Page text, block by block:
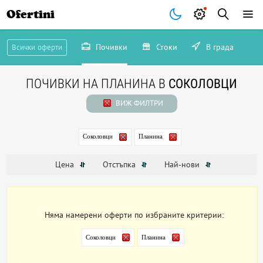
Ofertini
Всички оферти Почивки Стоки В града
ПОЧИВКИ НА ПЛАНИНА В СОКОЛОВЦИ
ВИЖ ФИЛТРИ
Соколовци Планина
Цена Отстъпка Най-нови
Няма намерени оферти по избраните критерии:
Соколовци Планина